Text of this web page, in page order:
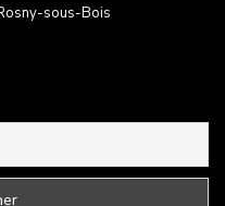
sous-Bois